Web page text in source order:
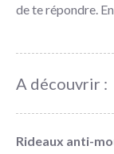
de te répondre.
A découvrir :
Rideaux anti-